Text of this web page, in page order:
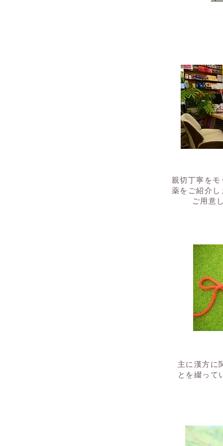
親切丁寧を
薬をご紹介
ご用意
主に漢方に
とを綴って